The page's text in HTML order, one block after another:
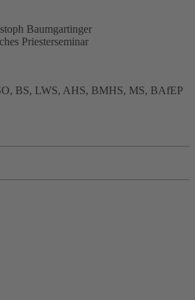
Baumgartinger
Priesterseminar
BS, LWS, AHS, BMHS, MS, BAfEP